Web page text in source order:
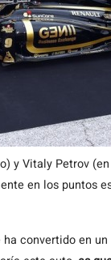
y Vitaly Petrov
en los puntos
ha convertido en